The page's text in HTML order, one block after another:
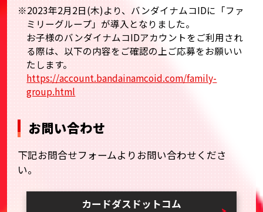
※2023年2月2日(木)より、バンダイナムコIDに「ファ
ミリーグループ」が導入となりました。
お子様のバンダイナムコIDアカウントをご利用され
る際は、以下の内容をご確認の上ご応募をお願いい
たします。
https://account.bandainamcoid.com/family-
group.html
お問い合わせ
下記お問合せフォームよりお問い合わせくださ
い。
カードダスドットコム